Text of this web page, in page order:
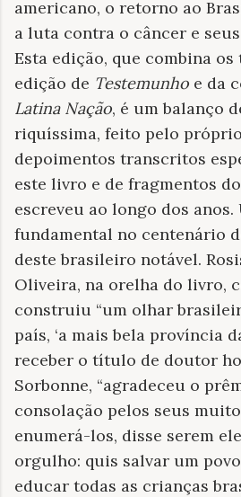
americano, o retorno ao
a luta contra o câncer e
Esta edição, que combina
edição de Testemunho e da
Latina Nação, é um balanço
riquíssima, feito pelo
depoimentos transcritos
este livro e de fragmentos
escreveu ao longo dos
fundamental no centenário
deste brasileiro notável.
Oliveira, na orelha do livro,
construiu “um olhar
país, ‘a mais bela província
receber o título de doutor
Sorbonne, “agradeceu o
consolação pelos seus
enumerá-los, disse serem
orgulho: quis salvar um
educar todas as crianças